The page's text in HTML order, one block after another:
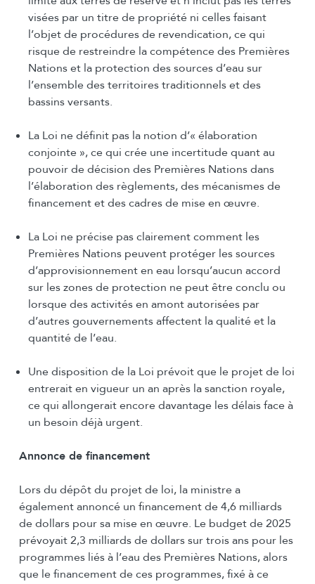
visées par un titre de propriété ni celles faisant
l’objet de procédures de revendication, ce qui
risque de restreindre la compétence des Premières
Nations et la protection des sources d’eau sur
l’ensemble des territoires traditionnels et des
bassins versants.
La Loi ne définit pas la notion d’« élaboration
conjointe », ce qui crée une incertitude quant au
pouvoir de décision des Premières Nations dans
l’élaboration des règlements, des mécanismes de
financement et des cadres de mise en œuvre.
La Loi ne précise pas clairement comment les
Premières Nations peuvent protéger les sources
d’approvisionnement en eau lorsqu’aucun accord
sur les zones de protection ne peut être conclu ou
lorsque des activités en amont autorisées par
d’autres gouvernements affectent la qualité et la
quantité de l’eau.
Une disposition de la Loi prévoit que le projet de loi
entrerait en vigueur un an après la sanction royale,
ce qui allongerait encore davantage les délais face à
un besoin déjà urgent.
Annonce de financement
Lors du dépôt du projet de loi, la ministre a
également annoncé un financement de 4,6 milliards
de dollars pour sa mise en œuvre. Le budget de 2025
prévoyait 2,3 milliards de dollars sur trois ans pour les
programmes liés à l’eau des Premières Nations, alors
que le financement de ces programmes, fixé à ce